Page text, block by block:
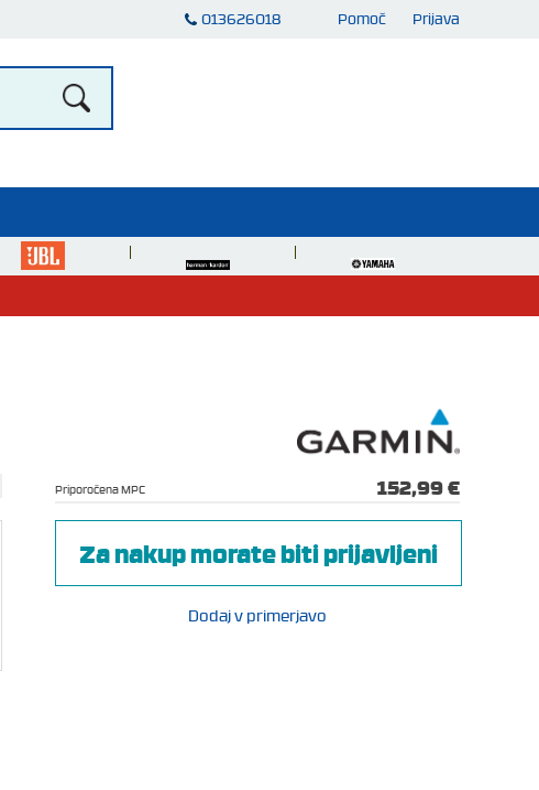
013626018 Pomoč Prijava
Priporočena MPC 152,99 €
Za nakup morate biti prijavljeni
Dodaj v primerjavo